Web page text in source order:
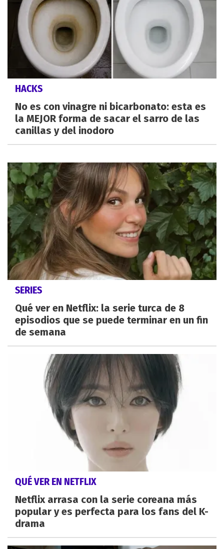
HACKS
No es con vinagre ni bicarbonato: esta es
la MEJOR forma de sacar el sarro de las
canillas y del inodoro
SERIES
Qué ver en Netflix: la serie turca de 8
episodios que se puede terminar en un fin
de semana
QUÉ VER EN NETFLIX
Netflix arrasa con la serie coreana más
popular y es perfecta para los fans del K-
drama